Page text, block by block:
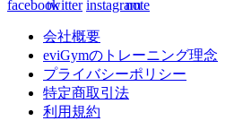
会社概要
eviGymのトレーニング理念
プライバシーポリシー
特定商取引法
利用規約